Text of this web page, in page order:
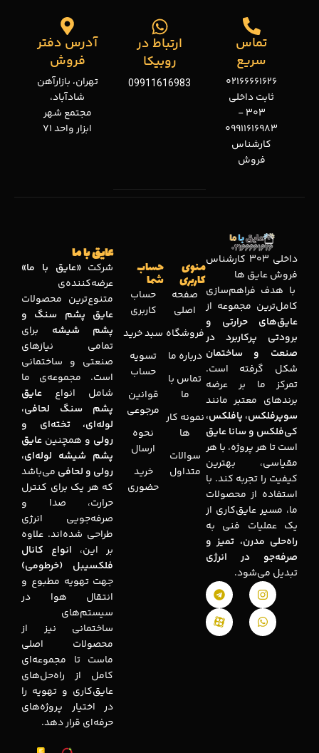
تماس
سریع
02166661626
ثابت داخلی
303 -
09911616983
کارشناس
فروش
ارتباط در
روبیکا
09911616983
آدرس دفتر
فروش
تهران، بازارآهن
شادآباد،
مجتمع شهر
ابزار واحد 71
داخلی 303 کارشناس
فروش عایق ها
با هدف فراهم‌سازی
کامل‌ترین مجموعه‌ از
عایق‌های حرارتی و
برودتی پرکاربرد در
صنعت و ساختمان
شکل گرفته است.
تمرکز ما بر عرضه
برندهای معتبر مانند
سوپرفلکس، پافلکس،
کی‌فلکس و سانا عایق
است تا هر پروژه، با هر
مقیاسی، بهترین
کیفیت را تجربه کند. با
استفاده از محصولات
ما، مسیر عایق‌کاری از
یک عملیات فنی به
راه‌حلی مدرن، تمیز و
صرفه‌جو در انرژی
تبدیل می‌شود.
منوی
کاربری
صفحه
اصلی
فروشگاه
درباره ما
تماس با
ما
نمونه کار
ها
سوالات
متداول
حساب
شما
حساب
کاربری
سبد خرید
تسویه
حساب
قوانین
مرجوعی
نحوه
ارسال
خرید
حضوری
عایق با ما
شرکت«عایق با ما»
عرضه‌کننده‌ی
متنوع‌ترین محصولات
عایق پشم سنگ و
پشم شیشه برای
تمامی نیازهای
صنعتی و ساختمانی
است. مجموعه‌ی ما
شامل انواع عایق
پشم سنگ لحافی،
لوله‌ای، تخته‌ای و
رولی و همچنین عایق
پشم شیشه لوله‌ای،
رولی و لحافی می‌باشد
که هر یک برای کنترل
حرارت، صدا و
صرفه‌جویی انرژی
طراحی شده‌اند. علاوه
بر این، انواع کانال
فلکسیبل (خرطومی)
جهت تهویه مطبوع و
انتقال هوا در
سیستم‌های
ساختمانی نیز از
محصولات اصلی
ماست تا مجموعه‌ای
کامل از راه‌حل‌های
عایق‌کاری و تهویه را
در اختیار پروژه‌های
حرفه‌ای قرار دهد.